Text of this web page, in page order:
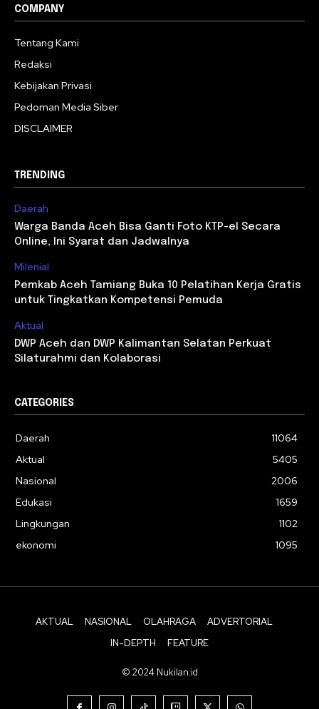
COMPANY
Tentang Kami
Redaksi
Kebijakan Privasi
Pedoman Media Siber
DISCLAIMER
TRENDING
Daerah
Warga Banda Aceh Bisa Ganti Foto KTP-el Secara
Online, Ini Syarat dan Jadwalnya
Milenial
Pemkab Aceh Tamiang Buka 10 Pelatihan Kerja Gratis
untuk Tingkatkan Kompetensi Pemuda
Aktual
DWP Aceh dan DWP Kalimantan Selatan Perkuat
Silaturahmi dan Kolaborasi
CATEGORIES
Daerah
11064
Aktual
5405
Nasional
2006
Edukasi
1659
Lingkungan
1102
ekonomi
1095
AKTUAL NASIONAL OLAHRAGA
ADVERTORIAL
IN-DEPTH
FEATURE
© 2024 Nukilan.id